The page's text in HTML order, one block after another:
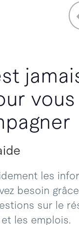
vous
les
besoin
sur le
les emplois.